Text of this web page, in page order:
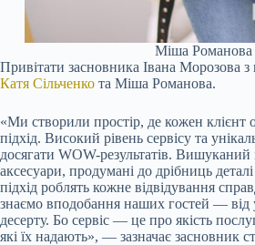
Міша Романова
Привітати засновника Івана Морозова з
Катя Сільченко та Міша Романова.
«Ми створили простір, де кожен клієнт
підхід. Високий рівень сервісу та
досягати WOW-результатів. Вишуканий
аксесуари, продумані до дрібниць
підхід роблять кожне відвідування
знаємо вподобання наших гостей — від
десерту. Бо сервіс — це про якість
які їх надають», — зазначає засновник